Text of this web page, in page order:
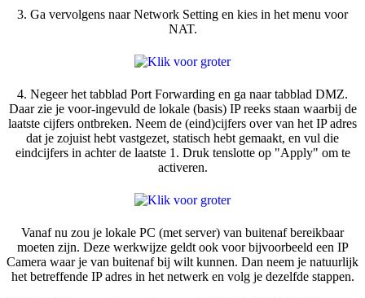
3. Ga vervolgens naar Network Setting en kies in het menu voor
NAT.
4. Negeer het tabblad Port Forwarding en ga naar tabblad DMZ.
Daar zie je voor-ingevuld de lokale (basis) IP reeks staan waarbij de
laatste cijfers ontbreken. Neem de (eind)cijfers over van het IP adres
dat je zojuist hebt vastgezet, statisch hebt gemaakt, en vul die
eindcijfers in achter de laatste 1. Druk tenslotte op "Apply" om te
activeren.
Vanaf nu zou je lokale PC (met server) van buitenaf bereikbaar
moeten zijn. Deze werkwijze geldt ook voor bijvoorbeeld een IP
Camera waar je van buitenaf bij wilt kunnen. Dan neem je natuurlijk
het betreffende IP adres in het netwerk en volg je dezelfde stappen.